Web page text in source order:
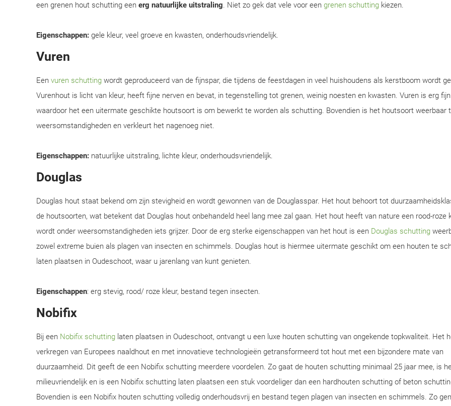
een grenen hout schutting een erg natuurlijke uitstraling. Niet zo gek dat vele voor een grenen schutting kiezen.
Eigenschappen: gele kleur, veel groeve en kwasten, onderhoudsvriendelijk.
Vuren
Een vuren schutting wordt geproduceerd van de fijnspar, die tijdens de feestdagen in veel huishoudens als kerstboom wordt
Vurenhout is licht van kleur, heeft fijne nerven en bevat, in tegenstelling tot grenen, weinig noesten en kwasten. Vuren is erg
waardoor het een uitermate geschikte houtsoort is om bewerkt te worden als schutting. Bovendien is het houtsoort weerbaar
weersomstandigheden en verkleurt het nagenoeg niet.
Eigenschappen: natuurlijke uitstraling, lichte kleur, onderhoudsvriendelijk.
Douglas
Douglas hout staat bekend om zijn stevigheid en wordt gewonnen van de Douglasspar. Het hout behoort tot
de houtsoorten, wat betekent dat Douglas hout onbehandeld heel lang mee zal gaan. Het hout heeft van nature een rood-roze
wordt onder weersomstandigheden iets grijzer. Door de erg sterke eigenschappen van het hout is een Douglas schutting
zowel extreme buien als plagen van insecten en schimmels. Douglas hout is hiermee uitermate geschikt om een houten te
laten plaatsen in Oudeschoot, waar u jarenlang van kunt genieten.
Eigenschappen: erg stevig, rood/ roze kleur, bestand tegen insecten.
Nobifix
Bij een Nobifix schutting laten plaatsen in Oudeschoot, ontvangt u een luxe houten schutting van ongekende topkwaliteit. Het
verkregen van Europees naaldhout en met innovatieve technologieën getransformeerd tot hout met een bijzondere mate van
duurzaamheid. Dit geeft de een Nobifix schutting meerdere voordelen. Zo gaat de houten schutting minimaal 25 jaar mee, is
milieuvriendelijk en is een Nobifix schutting laten plaatsen een stuk voordeliger dan een hardhouten schutting of beton
Bovendien is een Nobifix houten schutting volledig onderhoudsvrij en bestand tegen plagen van insecten en schimmels. Zo